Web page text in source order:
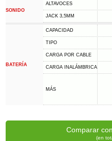
SONIDO
ALTAVOCES
JACK 3,5MM
BATERÍA
CAPACIDAD
TIPO
CARGA POR CABLE
CARGA INALÁMBRICA
MÁS
Comparar
(en